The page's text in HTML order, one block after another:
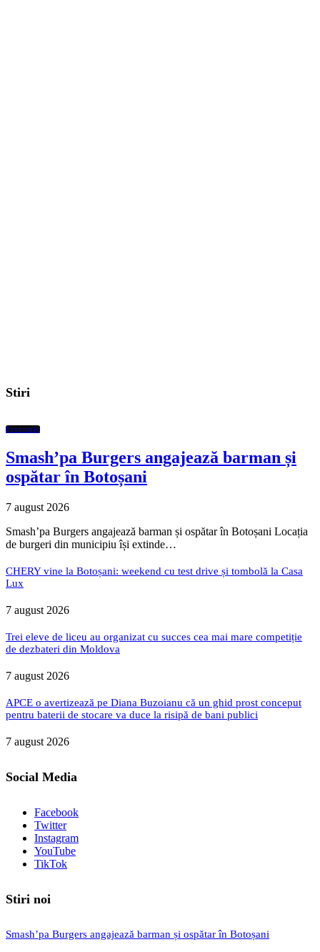
Stiri
Economic
Smash’pa Burgers angajează barman și
ospătar în Botoșani
7 august 2026
Smash’pa Burgers angajează barman și ospătar în Botoșani Locația
de burgeri din municipiu își extinde…
CHERY vine la Botoșani: weekend cu test drive și tombolă la Casa
Lux
7 august 2026
Trei eleve de liceu au organizat cu succes cea mai mare competiție
de dezbateri din Moldova
7 august 2026
APCE o avertizează pe Diana Buzoianu că un ghid prost conceput
pentru baterii de stocare va duce la risipă de bani publici
7 august 2026
Social Media
Facebook
Twitter
Instagram
YouTube
TikTok
Stiri noi
Smash’pa Burgers angajează barman și ospătar în Botoșani